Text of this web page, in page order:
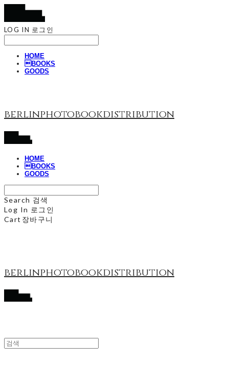
LOG IN 로그인
HOME
BOOKS
GOODS
berlinphotobookdistribution
HOME
BOOKS
GOODS
Search 검색
Log In 로그인
Cart 장바구니
berlinphotobookdistribution